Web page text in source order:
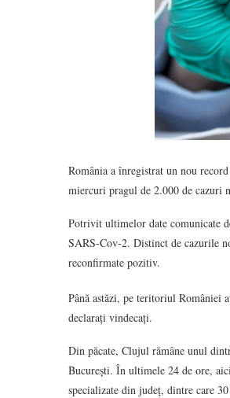
România a înregistrat un nou
miercuri pragul de 2.000 de cazuri
Potrivit ultimelor date comunicate
SARS-Cov-2. Distinct de cazurile
reconfirmate pozitiv.
Până astăzi, pe teritoriul României
declarați vindecați.
Din păcate, Clujul rămâne unul
București. În ultimele 24 de ore,
specializate din județ, dintre care